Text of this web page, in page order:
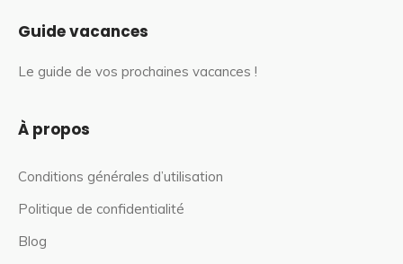
Guide vacances
Le guide de vos prochaines vacances !
À propos
Conditions générales d’utilisation
Politique de confidentialité
Blog